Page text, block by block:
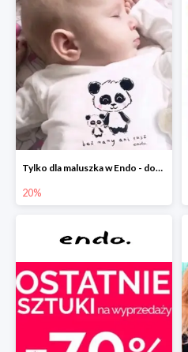
Tylko dla maluszka w Endo - dodatkowe -20%
20%